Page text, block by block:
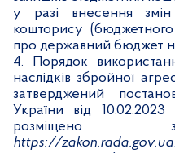
у разі внесення
кошторису
про державний бюджет
4.
Порядок
наслідків збройної
затверджений
України від
розміщено
https://